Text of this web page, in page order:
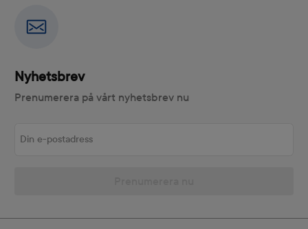
Nyhetsbrev
Prenumerera på vårt nyhetsbrev nu